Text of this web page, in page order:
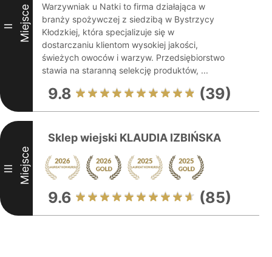
II Miejsce
Warzywniak u Natki to firma działająca w
branży spożywczej z siedzibą w Bystrzycy
Kłodzkiej, która specjalizuje się w
dostarczaniu klientom wysokiej jakości,
świeżych owoców i warzyw. Przedsiębiorstwo
stawia na staranną selekcję produktów, ...
9.8 (39)
III Miejsce
Sklep wiejski KLAUDIA IZBIŃSKA
9.6 (85)